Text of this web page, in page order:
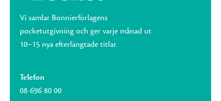
Vi samlar Bonnierförlagens
pocketutgivning och ger varje månad ut
10–15 nya efterlängtade titlar.
Telefon
08-696 80 00